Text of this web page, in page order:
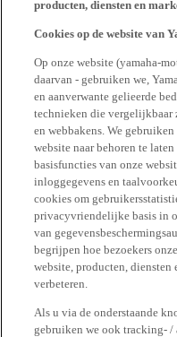
producten, diensten en
Cookies op de website van
Op onze website (yamaha-
daarvan - gebruiken we,
en aanverwante gelieerde
technieken die vergelijkbaar
en webbakens. We
website naar behoren te
basisfuncties van onze
inloggegevens en
cookies om
privacyvriendelijke basis in
van
begrijpen hoe bezoekers
website, producten,
verbeteren.
Als u via de onderstaande
gebruiken we ook tracking-